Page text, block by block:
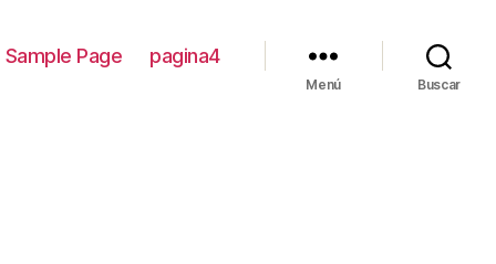
Sample Page pagina4
Menú Buscar